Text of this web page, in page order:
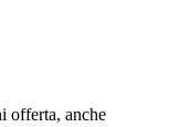
offerta, anche